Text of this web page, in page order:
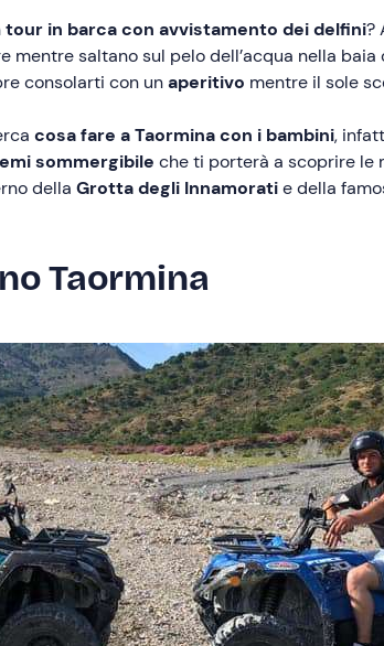
tour in barca con avvistamento dei delfini?
saltano sul pelo dell’acqua nella baia
consolarti con unaperitivo mentre il sole
cosa fare a Taormina con i bambini,
sommergibile che ti porterà a scoprire le
della Grotta degli Innamoratie della
Taormina